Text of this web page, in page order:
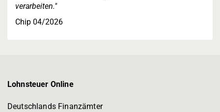
verarbeiten."
Chip 04/2026
Lohnsteuer Online
Deutschlands Finanzämter